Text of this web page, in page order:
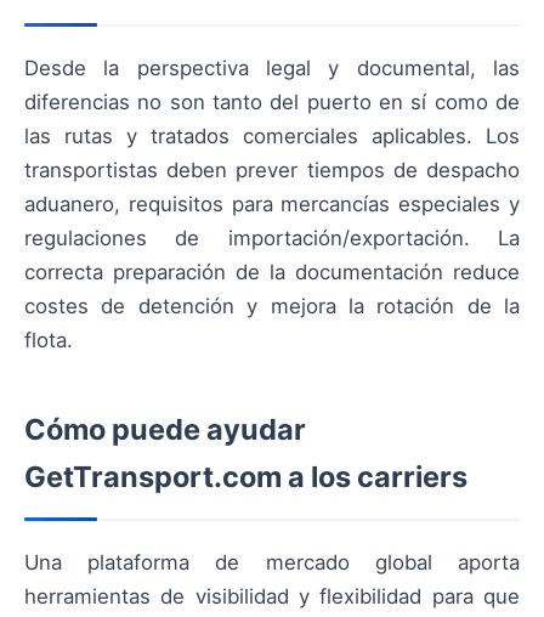
Desde la perspectiva legal y documental, las
diferencias no son tanto del puerto en sí como de
las rutas y tratados comerciales aplicables. Los
transportistas deben prever tiempos de despacho
aduanero, requisitos para mercancías especiales y
regulaciones de importación/exportación. La
correcta preparación de la documentación reduce
costes de detención y mejora la rotación de la
flota.
Cómo puede ayudar
GetTransport.com a los carriers
Una plataforma de mercado global aporta
herramientas de visibilidad y flexibilidad para que